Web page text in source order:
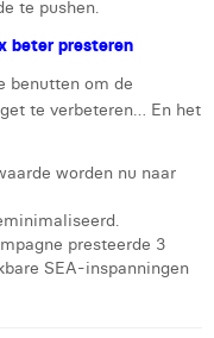
te pushen.
beter presteren
benutten om de
te verbeteren… En het
worden nu naar
presteerde 3
SEA-inspanningen